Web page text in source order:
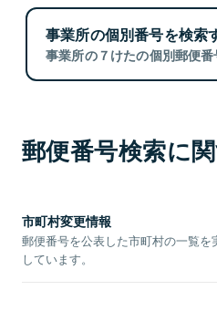
事業所の個別番号を検索
事業所の７けたの個別郵便番
郵便番号検索に
市町村変更情報
郵便番号を公表した市町村の一覧
しています。